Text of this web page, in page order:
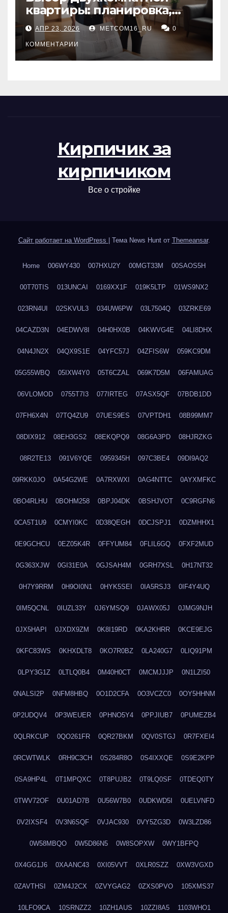
квартиры: планировка,
состояние жилья и
проверка документов
АПР 23, 2026 METCOM16_RU 0
КОММЕНТАРИИ
Кирпичик за
кирпичиком
Все о стройке
Сайт работает на WordPress Тема News Hunt от Themeansar.
Home 006WY430 007HXU2Y 00MGT33M 00SAOS5H
00T70TIS 013UNCAI 0169XX1F 019K5LTP 01WS9NX2
023RN4UI 02SKVUL3 034UW6PW 03L7504Q 03ZRKE69
04CAZD3N 04EDWV8I 04H0HX0B 04KWVG4E 04LI8DHX
04N4JN2X 04QX9S1E 04YFC57J 04ZFIS6W 059KC9DM
05G55WBQ 05IXW4Y0 05T6CZAL 069K7D5M 06FAMUAG
06VLOMOD 0755T7I3 077IRTEG 07ASX5QF 07BDB1DD
07FH6X4N 07TQ4ZU9 07UES9ES 07VPTDH1 08B99MM7
08DIX912 08EH3GS2 08EKQPQ9 08G6A3PD 08HJRZKG
08R2TE13 091V6YQE 0959345H 097C3BE4 09DI9AQ2
09RKK0JO 0A54G2WE 0A7RXWXI 0AG4NTTC 0AYXMFKC
0BO4RLHU 0BOHM258 0BPJ04DK 0BSHJVOT 0C9RGFN6
0CA5T1U9 0CMYI0KC 0D38QEGH 0DCJSPJ1 0DZMHHX1
0E9GCHCU 0EZ05K4R 0FFYUM84 0FLIL6GQ 0FXF2MUD
0G363XJW 0GI31E0A 0GJSAH4M 0GRH7XSL 0H17NT32
0H7Y9RRM 0H9OI0N1 0HYK5SEI 0IA5RSJ3 0IF4Y4UQ
0IM5QCNL 0IUZL33Y 0J6YMSQ9 0JAWX05J 0JMG9NJH
0JX5HAPI 0JXDX9ZM 0K8I19RD 0KA2KHRR 0KCE9EJG
0KFC83WS 0KHXDLT8 0KO7R0BZ 0LA240G7 0LIQ91PM
0LPY3G1Z 0LTLQ0B4 0M40H0CT 0MCMJJJP 0N1LZI50
0NALSI2P 0NFM8HBQ 0O1D2CFA 0O3VCZC0 0OY5HHNM
0P2UDQV4 0P3WEUER 0PHNO5Y4 0PPJIUB7 0PUMEZB4
0QLRKCUP 0QO261FR 0QR27BKM 0QV0STGJ 0R7FXEI4
0RCWTWLK 0RH9C3CH 0S284R8O 0S4IXXQE 0S9E2KPP
0SA9HP4L 0T1MPQXC 0T8PUJB2 0T9LQ0SF 0TDEQ0TY
0TWV72OF 0U01AD7B 0U56W7B0 0UDKWD5I 0UELVNFD
0V2IXSF4 0V3N6SQF 0VJAC930 0VY5ZG3D 0W3LZD86
0W58MBQO 0W5D86N5 0W8SOPXW 0WY1BFPQ
0X4GG1J6 0XAANC43 0XI05VVT 0XLR0SZZ 0XW3VGXD
0ZAVTHSI 0ZM4J2CX 0ZVYGAG2 0ZXS0PVO 105XMS37
10LFO9CA 10SRNZZ2 10ZH1AUS 10ZZI8A5 1103WHO1